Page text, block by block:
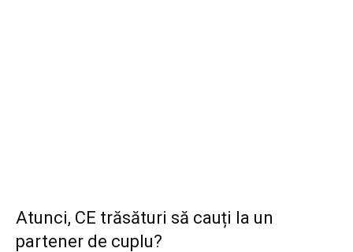
Atunci, CE trăsături să cauți la un
partener de cuplu?